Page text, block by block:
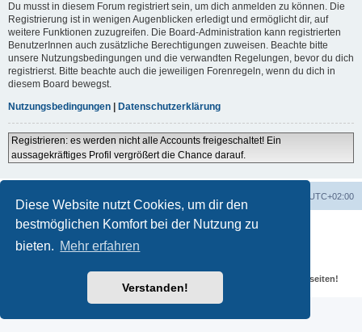
Diese Website nutzt Cookies, um dir den
bestmöglichen Komfort bei der Nutzung zu
bieten. Mehr erfahren
Verstanden!
Du musst in diesem Forum registriert sein, um dich anmelden zu können. Die
Registrierung ist in wenigen Augenblicken erledigt und ermöglicht dir, auf
weitere Funktionen zuzugreifen. Die Board-Administration kann registrierten
BenutzerInnen auch zusätzliche Berechtigungen zuweisen. Beachte bitte
unsere Nutzungsbedingungen und die verwandten Regelungen, bevor du dich
registrierst. Bitte beachte auch die jeweiligen Forenregeln, wenn du dich in
diesem Board bewegst.
Nutzungsbedingungen
Datenschutzerklärung
Registrieren: es werden nicht alle Accounts freigeschaltet! Ein
aussagekräftiges Profil vergrößert die Chance darauf.
UTC+02:00
Powered byphpBB ® Forum Software © phpBB Limited
Deutsche Übersetzung durch
Datenschutz
Datenschutzbestimmungen und weiteren Regeln der externen Webseiten!